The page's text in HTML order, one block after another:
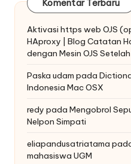
Komentar Terbaru
Aktivasi https web OJS
HAproxy | Blog Catatan
dengan Mesin OJS
Paska udam pada
Indonesia Mac OSX
redy pada Mengobrol
Nelpon Simpati
eliapandusatriatama
mahasiswa UGM